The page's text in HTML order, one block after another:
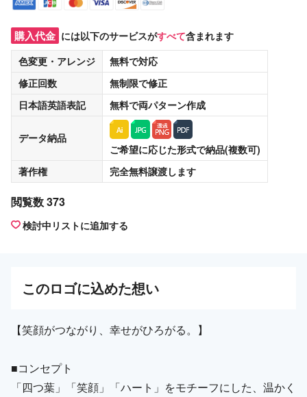
購入代金 には以下のサービスがすべて含まれます
色変更・アレンジ
無料で対応
修正回数
無制限で修正
日本語英語表記
無料で両パターン作成
データ納品
ご希望に応じた形式で納品(複数可)
著作権
完全無料譲渡します
閲覧数 373
検討中リストに追加する
このロゴに込めた想い
【笑顔がつながり、幸せがひろがる。】
■コンセプト
「四つ葉」「笑顔」「ハート」をモチーフにした、温かく